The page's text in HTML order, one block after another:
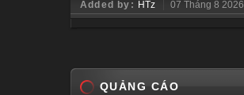
Added by: HTz 07 Tháng 8 2026
QUẢNG CÁO